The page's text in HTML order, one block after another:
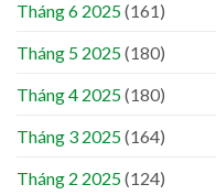
Tháng 6 2025(161)
Tháng 5 2025(180)
Tháng 4 2025(180)
Tháng 3 2025(164)
Tháng 2 2025(124)